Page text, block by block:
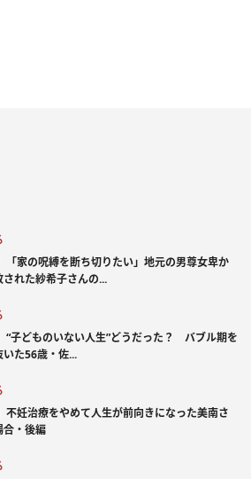
「家の呪縛を断ち切りたい」地元の男尊女卑か
された紗希子さんの...
“子どものいない人生”どうだった？ バブル期を
いた56歳・佐...
不妊治療をやめて人生が前向きになった美南さ
合・後編